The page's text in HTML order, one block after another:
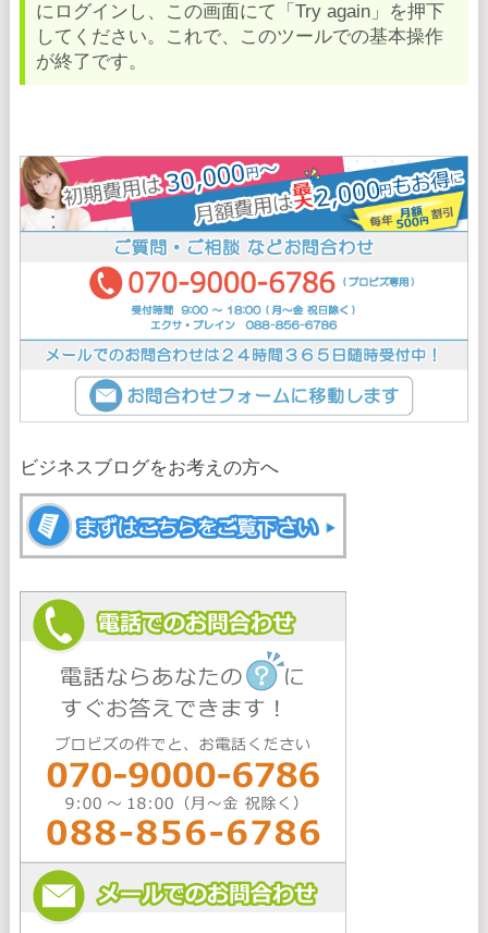
にログインし、この画面にて「Try again」を押下
してください。これで、このツールでの基本操作
が終了です。
ビジネスブログをお考えの方へ